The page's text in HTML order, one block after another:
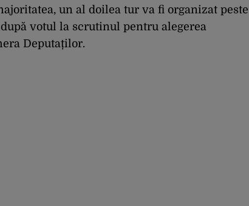
un al doilea tur va fi organizat peste
votul la scrutinul pentru alegerea
Deputaților.